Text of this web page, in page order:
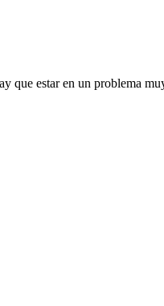
que estar en un problema